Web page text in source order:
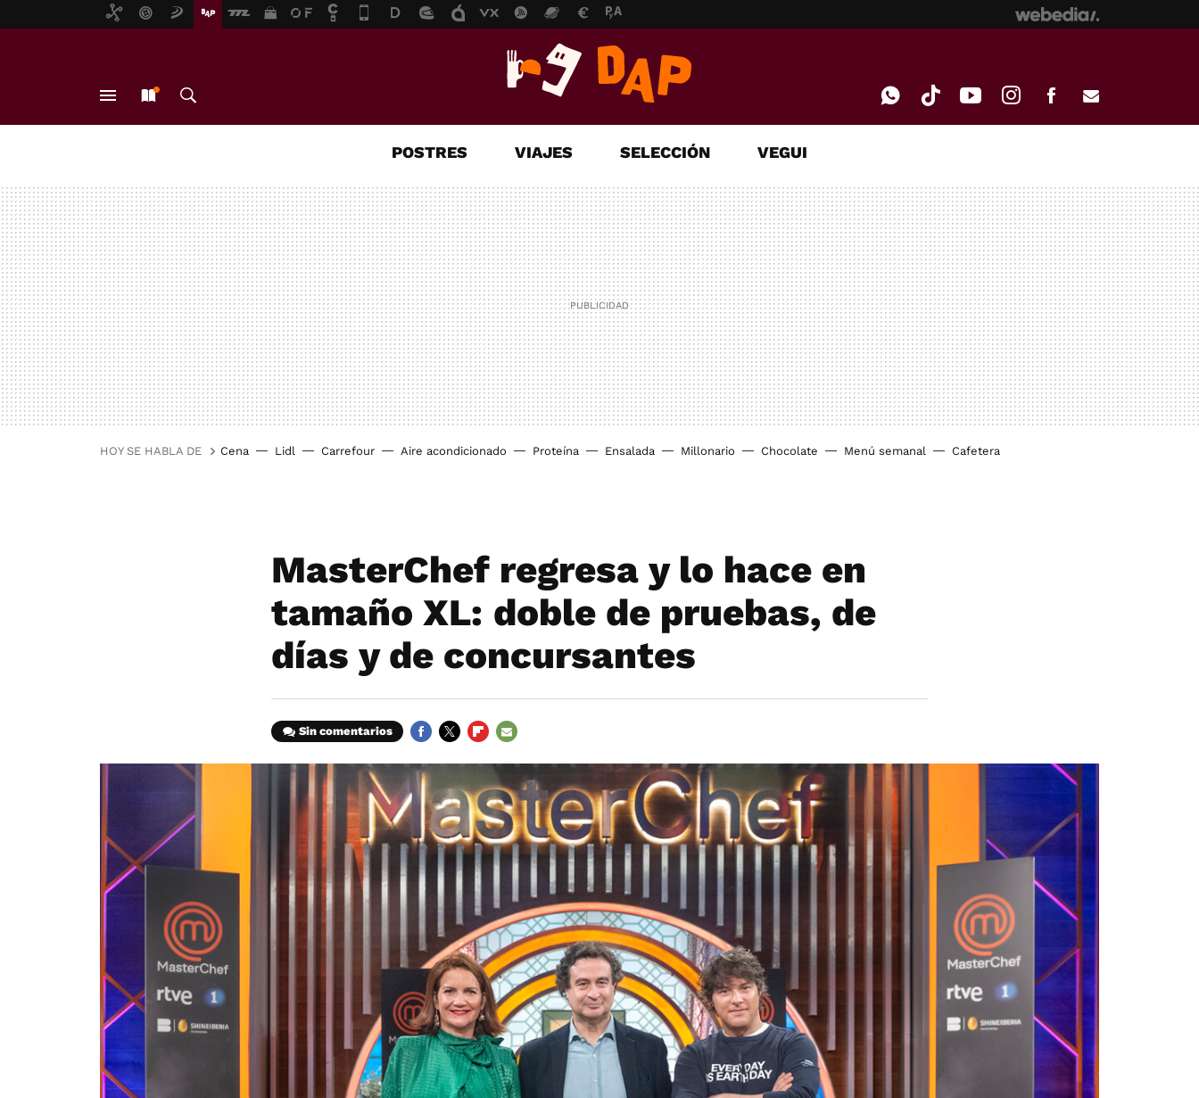
MAIL
POSTRES VIAJES SELECCIÓN VEGUI
HOY SE HABLA DE Cena Lidl Carrefour Aire acondicionado Proteína Ensalada Millonario Chocolate Menú semanal Cafetera
MasterChef regresa y lo hace en
tamaño XL: doble de pruebas, de
días y de concursantes
Sin comentarios
MAIL